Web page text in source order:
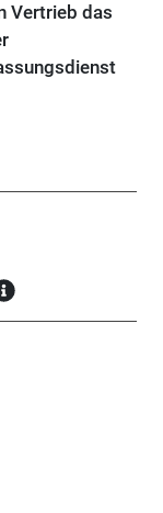
Vertrieb das